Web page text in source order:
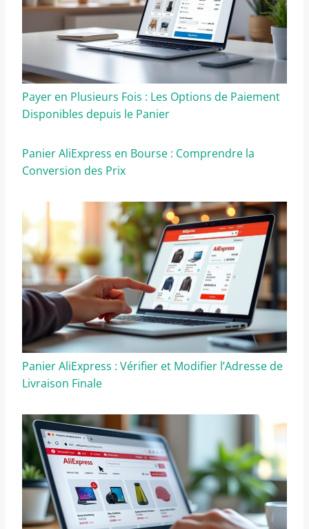
Payer en Plusieurs Fois : Les Options de Paiement
Disponibles depuis le Panier
Panier AliExpress en Bourse : Comprendre la
Conversion des Prix
Panier AliExpress : Vérifier et Modifier l’Adresse de
Livraison Finale